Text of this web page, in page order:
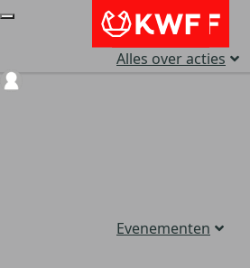
Alles over acties
Evenementen